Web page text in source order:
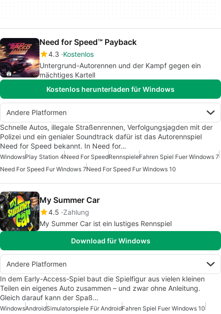
Need for Speed™ Payback
4.3 Kostenlos
Untergrund-Autorennen und der Kampf gegen ein
mächtiges Kartell
Kostenlos herunterladen für Windows
Andere Platformen
Schnelle Autos, illegale Straßenrennen, Verfolgungsjagden mit der
Polizei und ein genialer Soundtrack dafür ist das Autorennspiel
Need for Speed bekannt. In Need for…
WindowsPlay Station 4Need For SpeedRennspieleFahren Spiel Fuer Windows 7
Need For Speed Fur Windows 7Need For Speed Fur Windows 10
My Summer Car
4.5 Zahlung
My Summer Car ist ein lustiges Rennspiel
Download für Windows
Andere Platformen
In dem Early-Access-Spiel baut die Spielfigur aus vielen kleinen
Teilen ein eigenes Auto zusammen – und zwar ohne Anleitung.
Gleich darauf kann der Spaß…
WindowsAndroidSimulatorspiele Für AndroidFahren Spiel Fuer Windows 10